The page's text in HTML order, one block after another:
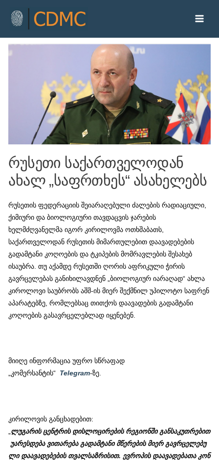
რუსეთი საქართველოდან
ახალ „საფრთხეს“ ასახელებს
რუსეთის ფედერაციის შეიარაღებული ძალების რადიაციული,
ქიმიური და ბიოლოგიური თავდაცვის ჯარების
ხელმძღვანელმა იგორ კირილოვმა ოთხშაბათს,
საქართველოდან რუსეთის მიმართულებით დაავადებების
გადამტანი კოღოების და ტკიპების მომრავლების შესახებ
ისაუბრა. თუ აქამდე რუსეთში ღორის აფრიკული ჭირის
გავრცელებას განიხილავდნენ „ბიოლოგიურ იარაღად“ ახლა
კიროლოვი საუბრობს აშშ-ის მიერ შექმნილ უპილოტო საფრენ
აპარატებზე, რომლებსაც თითქოს დაავადების გადამტანი
კოღოების გასავრცელებლად იყენებენ.
მიიღე ინფორმაცია უფრო სწრაფად
„კომერსანტის“ Telegram-ზე.
კირილოვის განცხადებით:
„ლუგარის ცენტრის დისლოცირების რეგიონში განსაკუთრებით
უარესდება ვითარება გადამტანი მწერების მიერ გავრცელებუ
ლი დაავადებების თვალსაზრისით.ევროპის დაავადებათა კონ